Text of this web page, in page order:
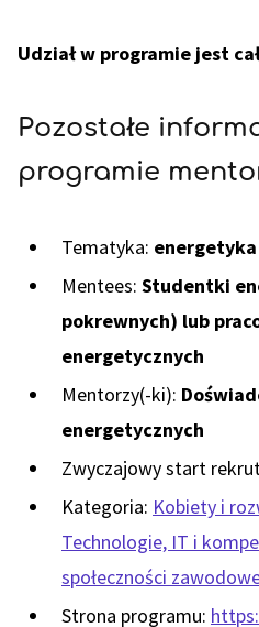
Udział w programie jest
Pozostałe
programie
Tematyka: energetyka
Mentees: Studentki
pokrewnych) lub
energetycznych
Mentorzy(-ki):
energetycznych
Zwyczajowy start
Kategoria: Kobiety i
Technologie, IT i
społeczności
Strona programu: